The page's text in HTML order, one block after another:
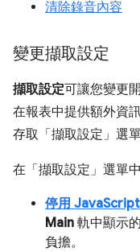
清除錄音內容
變更擷取設定
擷取設定可讓您變更
在報表中提供額外資
存取「擷取設定」 選單
在「擷取設定」 選單
停用
Main 軌中顯示
負擔。